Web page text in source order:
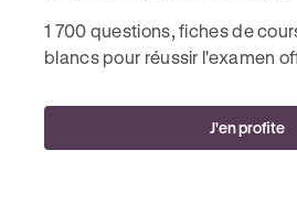
1 700 questions, fiches de
blancs pour réussir l'examen
J'en profite